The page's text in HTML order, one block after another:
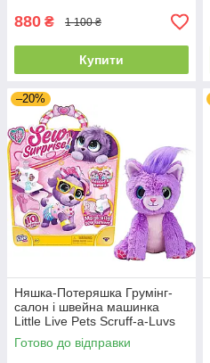
880 ₴ 1 100 ₴
Купити
–20%
Няшка-Потеряшка Грумінг-
салон і швейна машинка
Little Live Pets Scruff-a-Luvs
Sew Surprise Purple
Готово до відправки